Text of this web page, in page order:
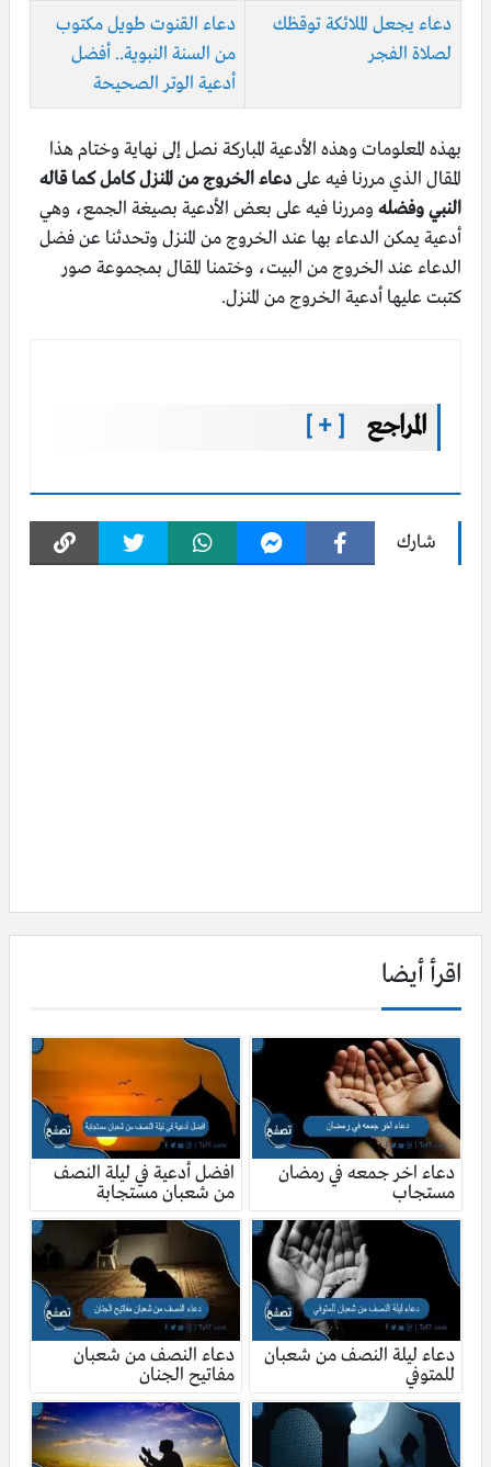
دعاء يجعل الملائكة توقظك
لصلاة الفجر
دعاء القنوت طويل مكتوب
من السنة النبوية.. أفضل
أدعية الوتر الصحيحة
بهذه المعلومات وهذه الأدعية المباركة نصل إلى نهاية وختام هذا
المقال الذي مررنا فيه علىدعاء الخروج من المنزل كامل كما قاله
النبي وفضله ومررنا فيه على بعض الأدعية بصيغة الجمع، وهي
أدعية يمكن الدعاء بها عند الخروج من المنزل وتحدثنا عن فضل
الدعاء عند الخروج من البيت، وختمنا المقال بمجموعة صور
كتبت عليها أدعية الخروج من المنزل.
المراجع [ + ]
شارك
اقرأ أيضا
دعاء اخر جمعه في رمضان
مستجاب
افضل أدعية في ليلة النصف
من شعبان مستجابة
دعاء ليلة النصف من شعبان
للمتوفي
دعاء النصف من شعبان
مفاتيح الجنان